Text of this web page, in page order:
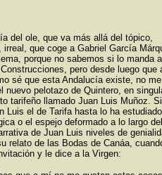
del ole, que va más allá del tópico,
irreal, que coge a Gabriel García
porque no sabemos si lo manda
pero desde luego que
sé que esta Andalucía existe, no me
nuevo pelotazo de Quintero, en
tarifeño llamado Juan Luis Muñoz.
Luis el de Tarifa hasta lo ha
o el espejo deformado a lo largo
de Juan Luis niveles de
relato de las Bodas de Canáa,
y le dice a la Virgen: